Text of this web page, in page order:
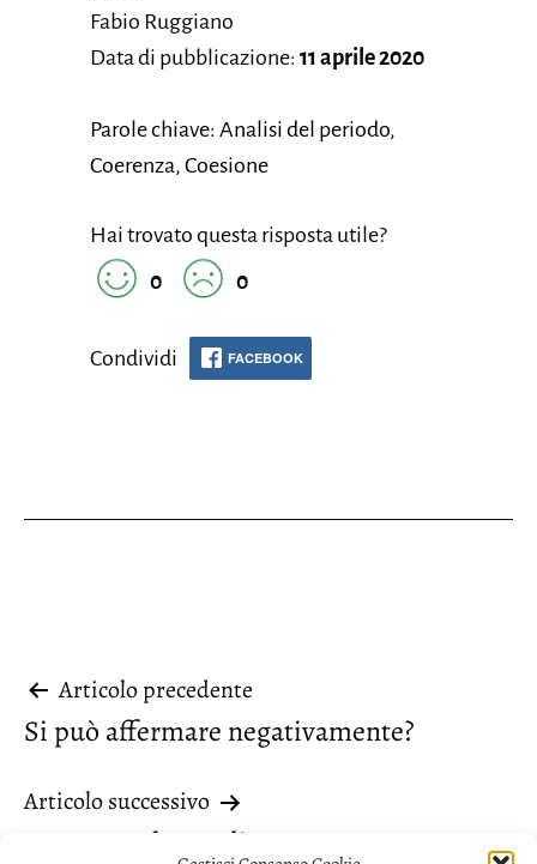
Fabio Ruggiano
Data di pubblicazione: 11 aprile 2020
Parole chiave: Analisi del periodo,
Coerenza, Coesione
Hai trovato questa risposta utile?
0
0
Condividi FACEBOOK
Navigazione
articoli
Articolo precedente
Si può affermare negativamente?
Articolo successivo
“Come qualcuno disse”